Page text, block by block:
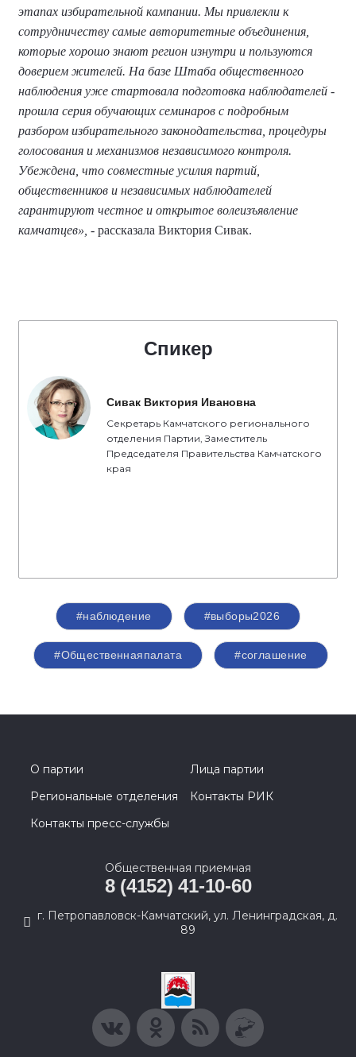
этапах избирательной кампании. Мы привлекли к
сотрудничеству самые авторитетные объединения,
которые хорошо знают регион изнутри и пользуются
доверием жителей. На базе Штаба общественного
наблюдения уже стартовала подготовка наблюдателей -
прошла серия обучающих семинаров с подробным
разбором избирательного законодательства, процедуры
голосования и механизмов независимого контроля.
Убеждена, что совместные усилия партий,
общественников и независимых наблюдателей
гарантируют честное и открытое волеизъявление
камчатцев», - рассказала Виктория Сивак.
Спикер
Сивак Виктория Ивановна
Секретарь Камчатского регионального
отделения Партии, Заместитель
Председателя Правительства Камчатского
края
#наблюдение #выборы2026
#Общественнаяпалата #соглашение
О партии
Лица партии
Региональные отделения
Контакты РИК
Контакты пресс-службы
Общественная приемная
8 (4152) 41-10-60
г. Петропавловск-Камчатский, ул. Ленинградская, д.
89